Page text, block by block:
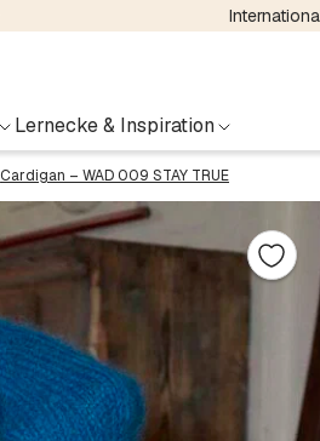
Lernecke & Inspiration
Cardigan – WAD 009 STAY TRUE